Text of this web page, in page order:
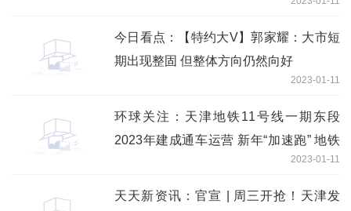
今日看点：【特约大V】郭家耀：大市短
期出现整固 但整体方向仍然向好
2023-01-11
环球关注：天津地铁11号线一期东段
2023年建成通车运营 新年“加速跑” 地铁
2023-01-11
天天新资讯：官宣 | 周三开抢！天津发